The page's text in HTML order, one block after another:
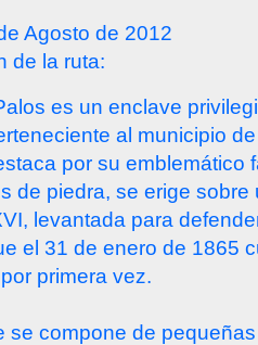
Agosto de 2012
de la ruta:
es un enclave
al municipio
por su emblemático
de piedra, se erige
levantada para
el 31 de enero de 1865
primera vez.
se compone de